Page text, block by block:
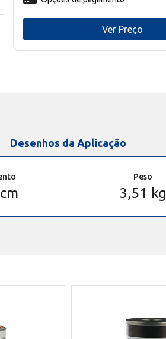
Ver Preço
Desenhos da Aplicação
Peso
3,51 kg